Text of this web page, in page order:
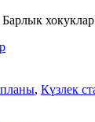
хокуклар
, Күзлек